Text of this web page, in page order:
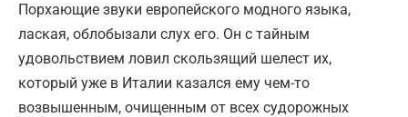
Порхающие звуки европейского модного языка,
лаская, облобызали слух его. Он с тайным
удовольствием ловил скользящий шелест их,
который уже в Италии казался ему чем-то
возвышенным, очищенным от всех судорожных